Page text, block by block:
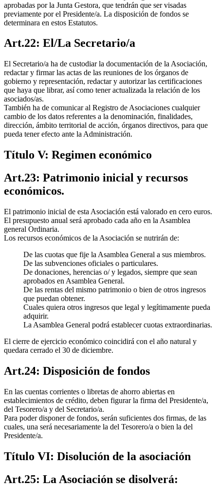
aprobadas por la Junta Gestora, que tendrán que ser visadas
previamente por el Presidente/a. La disposición de fondos se
determinara en estos Estatutos.
Art.22: El/La Secretario/a
El Secretario/a ha de custodiar la documentación de la Asociación,
redactar y firmar las actas de las reuniones de los órganos de
gobierno y representación, redactar y autorizar las certificaciones
que haya que librar, así como tener actualizada la relación de los
asociados/as.
También ha de comunicar al Registro de Asociaciones cualquier
cambio de los datos referentes a la denominación, finalidades,
dirección, ámbito territorial de acción, órganos directivos, para que
pueda tener efecto ante la Administración.
Título V: Regimen económico
Art.23: Patrimonio inicial y recursos
económicos.
El patrimonio inicial de esta Asociación está valorado en cero euros.
El presupuesto anual será aprobado cada año en la Asamblea
general Ordinaria.
Los recursos económicos de la Asociación se nutrirán de:
De las cuotas que fije la Asamblea General a sus miembros.
De las subvenciones oficiales o particulares.
De donaciones, herencias o/ y legados, siempre que sean
aprobados en Asamblea General.
De las rentas del mismo patrimonio o bien de otros ingresos
que puedan obtener.
Cuales quiera otros ingresos que legal y legítimamente pueda
adquirir.
La Asamblea General podrá establecer cuotas extraordinarias.
El cierre de ejercicio económico coincidirá con el año natural y
quedara cerrado el 30 de diciembre.
Art.24: Disposición de fondos
En las cuentas corrientes o libretas de ahorro abiertas en
establecimientos de crédito, deben figurar la firma del Presidente/a,
del Tesorero/a y del Secretario/a.
Para poder disponer de fondos, serán suficientes dos firmas, de las
cuales, una será necesariamente la del Tesorero/a o bien la del
Presidente/a.
Título VI: Disolución de la asociación
Art.25: La Asociación se disolverá: